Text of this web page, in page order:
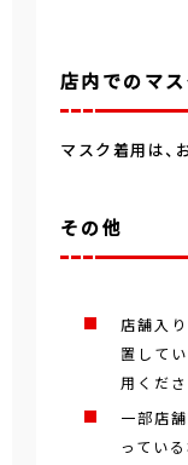
店内でのマ
マスク着用は、
その他
店舗入
置して
用くださ
一部店
ってい